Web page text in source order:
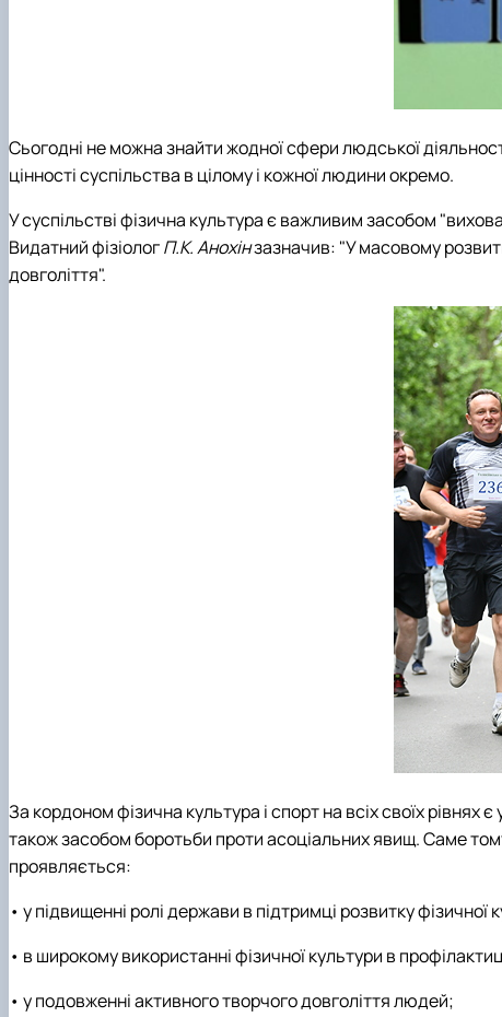
Сьогодні не можна знайти жодної сфери людської
цінності суспільства в цілому і кожної людини окремо.
У суспільстві фізична культура є важливим засобом
Видатний фізіологП.К. Анохінзазначив: "У масовому
довголіття".
За кордоном фізична культура і спорт на всіх своїх
також засобом боротьби проти асоціальних явищ. Саме
проявляється:
• у підвищенні ролі держави в підтримці розвитку
• в широкому використанні фізичної культури в
• у подовженні активного творчого довголіття людей;